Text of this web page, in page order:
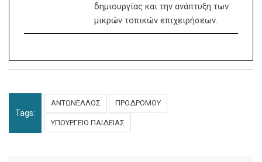
δημιουργίας και την ανάπτυξη των
μικρών τοπικών επιχειρήσεων.
Tags:
ΑΝΤΩΝΕΛΛΟΣ ΠΡΟΔΡΟΜΟΥ
ΥΠΟΥΡΓΕΙΟ ΠΑΙΔΕΙΑΣ